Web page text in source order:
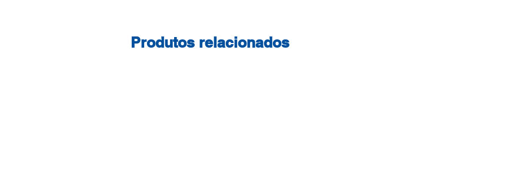
Produtos relacionados